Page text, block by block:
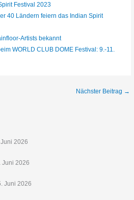
Festival 2023
40 Ländern feiern das Indian Spirit
Artists bekannt
WORLD CLUB DOME Festival: 9.-11.
Nächster Beitrag →
2026
Juni 2026
Juni 2026